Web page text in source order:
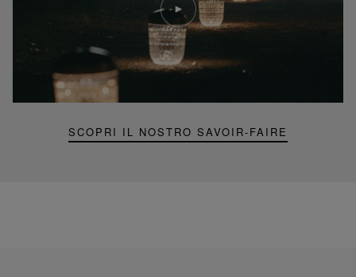
SCOPRI IL NOSTRO SAVOIR-FAIRE
video
Video
YouTube,
lampada
portatile
mini